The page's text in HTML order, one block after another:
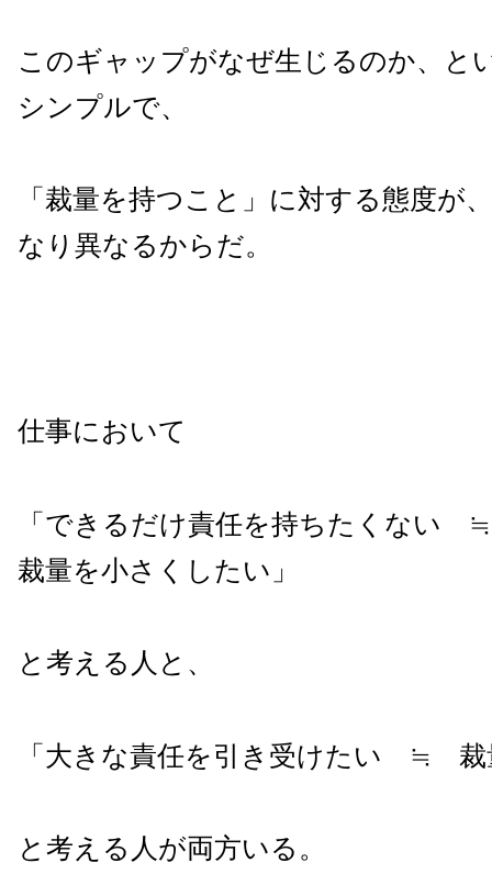
このギャップがなぜ生じるのか、と
シンプルで、
「裁量を持つこと」に対する態度が
なり異なるからだ。
仕事において
「できるだけ責任を持ちたくない
裁量を小さくしたい」
と考える人と、
「大きな責任を引き受けたい ≒ 裁
と考える人が両方いる。